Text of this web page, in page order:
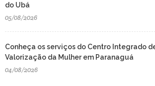
do Ubá
05/08/2026
Conheça os serviços do Centro Integrado
Valorização da Mulher em Paranaguá
04/08/2026